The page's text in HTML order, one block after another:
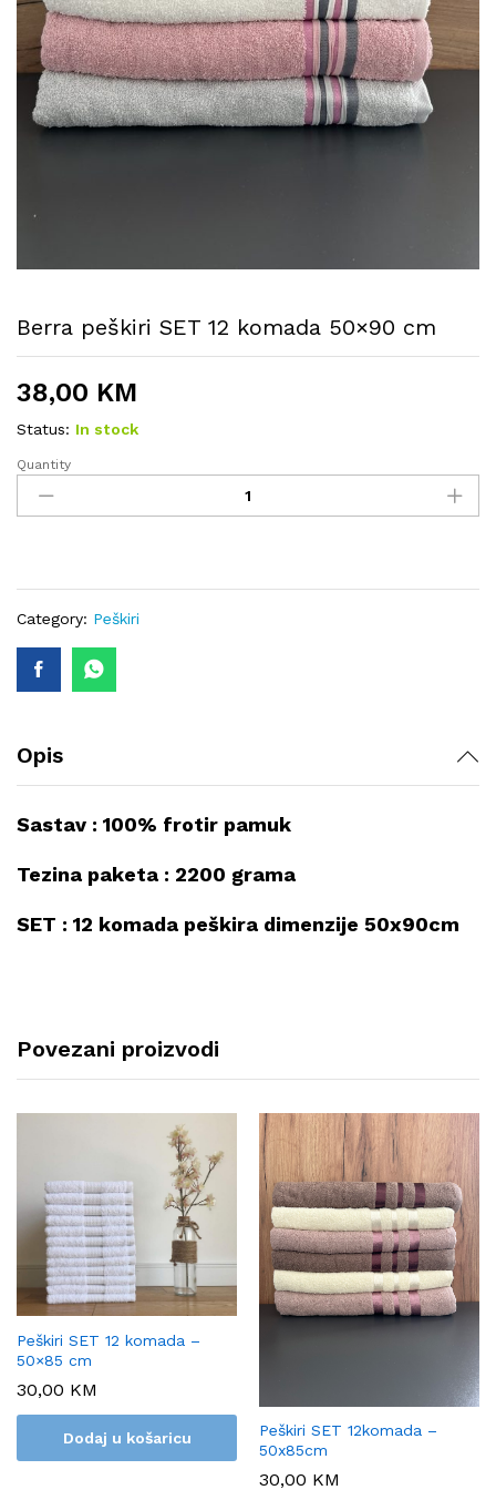
Berra peškiri SET 12 komada 50×90 cm
38,00 KM
Status: In stock
Berra
peškiri
SET
50x90
cm
Quantity
Category: Peškiri
Opis
Sastav : 100% frotir pamuk
Tezina paketa : 2200 grama
SET : 12 komada peškira dimenzije 50x90cm
Povezani proizvodi
Peškiri SET 12 komada –
50×85 cm
30,00 KM
Dodaj u košaricu
Peškiri SET 12komada –
50x85cm
30,00 KM